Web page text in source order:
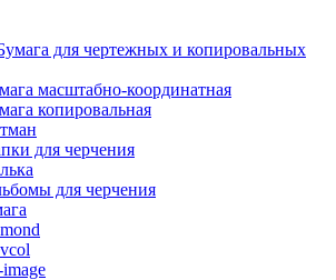
для чертежных и копировальных
масштабно-координатная
копировальная
для черчения
для черчения